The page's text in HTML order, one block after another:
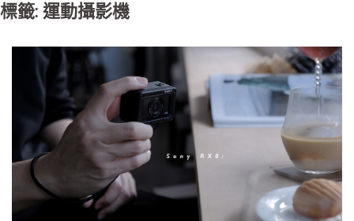
標籤: 運動攝影機